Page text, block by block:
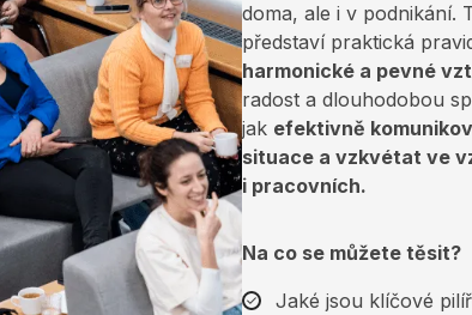
doma, ale i v podnikání.
představí praktická
harmonické a pevné
radost a dlouhodobou
jak efektivně
situace a vzkvétat ve
i pracovních.
Na co se můžete těsit?
Jaké jsou klíčové